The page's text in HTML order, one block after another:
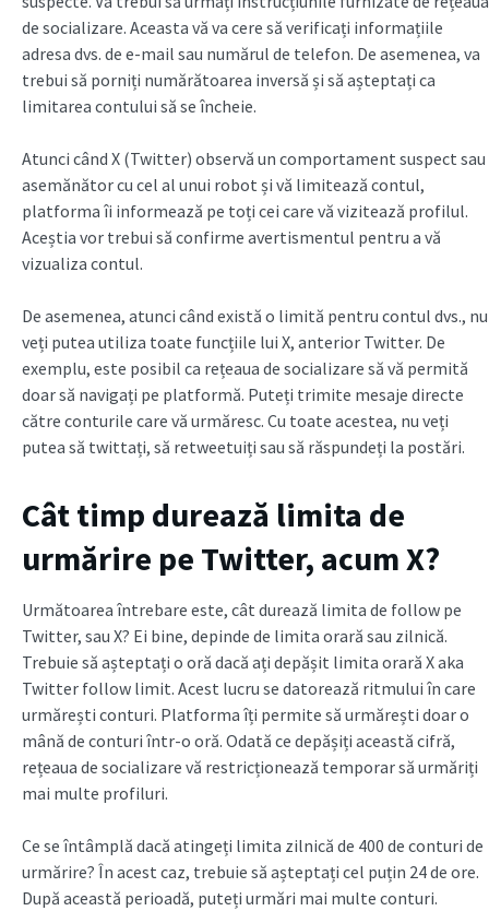
de socializare. Aceasta vă va cere să verificați informațiile
adresa dvs. de e-mail sau numărul de telefon. De asemenea, va
trebui să porniți numărătoarea inversă și să așteptați ca
limitarea contului să se încheie.
Atunci când X (Twitter) observă un comportament suspect sau
asemănător cu cel al unui robot și vă limitează contul,
platforma îi informează pe toți cei care vă vizitează profilul.
Aceștia vor trebui să confirme avertismentul pentru a vă
vizualiza contul.
De asemenea, atunci când există o limită pentru contul dvs., nu
veți putea utiliza toate funcțiile lui X, anterior Twitter. De
exemplu, este posibil ca rețeaua de socializare să vă permită
doar să navigați pe platformă. Puteți trimite mesaje directe
către conturile care vă urmăresc. Cu toate acestea, nu veți
putea să twittați, să retweetuiți sau să răspundeți la postări.
Cât timp durează limita de
urmărire pe Twitter, acum X?
Următoarea întrebare este, cât durează limita de follow pe
Twitter, sau X? Ei bine, depinde de limita orară sau zilnică.
Trebuie să așteptați o oră dacă ați depășit limita orară X aka
Twitter follow limit. Acest lucru se datorează ritmului în care
urmărești conturi. Platforma îți permite să urmărești doar o
mână de conturi într-o oră. Odată ce depășiți această cifră,
rețeaua de socializare vă restricționează temporar să urmăriți
mai multe profiluri.
Ce se întâmplă dacă atingeți limita zilnică de 400 de conturi de
urmărire? În acest caz, trebuie să așteptați cel puțin 24 de ore.
După această perioadă, puteți urmări mai multe conturi.